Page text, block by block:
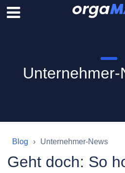
Unternehmer-
Blog Unternehmer-News
Geht doch: So